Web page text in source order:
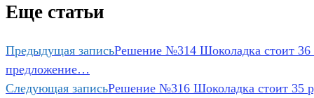
Еще статьи
Предыдущая записьРешение №314 Шоколадка стоит 36
предложение…
Следующая записьРешение №316 Шоколадка стоит 35